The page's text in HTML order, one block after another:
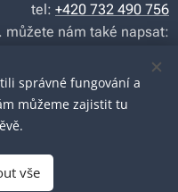
tel: +420 732 490 756
můžete nám také napsat:
|info@ceskahydraulika.cz
Všechna práva vyhrazena
správné fungování a
můžeme zajistit tu
vše